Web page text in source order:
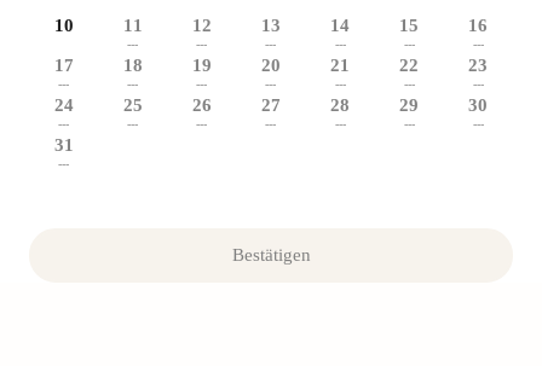
10 11
---
12
---
13
---
14
---
15
---
16
---
17
---
18
---
19
---
20
---
21
---
22
---
23
---
24
---
25
---
26
---
27
---
28
---
29
---
30
---
31
---
Bestätigen